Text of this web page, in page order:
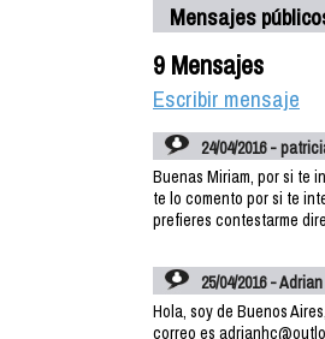
Mensajes
9 Mensajes
Escribir mensaje
24/04/2016 -
Buenas Miriam, por si te
te lo comento por si te
prefieres contestarme
25/04/2016 - Adrian
Hola, soy de Buenos
correo es